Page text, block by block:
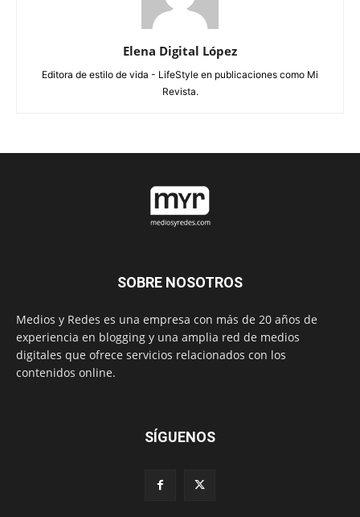
Elena Digital López
Editora de estilo de vida - LifeStyle en publicaciones como Mi
Revista.
SOBRE NOSOTROS
Medios y Redes es una empresa con más de 20 años de
experiencia en blogging y una amplia red de medios
digitales que ofrece servicios relacionados con los
contenidos online.
SÍGUENOS